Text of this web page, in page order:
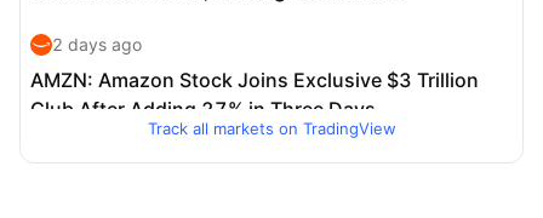
Track all markets on TradingView